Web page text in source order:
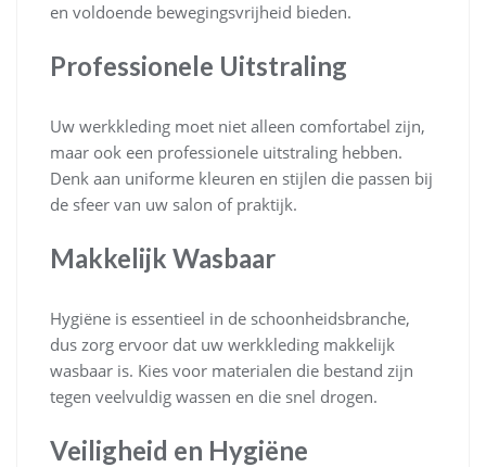
en voldoende bewegingsvrijheid bieden.
Professionele Uitstraling
Uw werkkleding moet niet alleen comfortabel zijn,
maar ook een professionele uitstraling hebben.
Denk aan uniforme kleuren en stijlen die passen bij
de sfeer van uw salon of praktijk.
Makkelijk Wasbaar
Hygiëne is essentieel in de schoonheidsbranche,
dus zorg ervoor dat uw werkkleding makkelijk
wasbaar is. Kies voor materialen die bestand zijn
tegen veelvuldig wassen en die snel drogen.
Veiligheid en Hygiëne